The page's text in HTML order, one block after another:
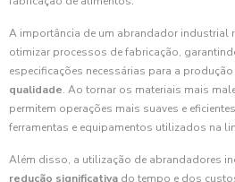
A importância de um abrandador industrial
otimizar processos de fabricação,
especificações necessárias para a
qualidade. Ao tornar os materiais mais
permitem operações mais suaves e
ferramentas e equipamentos utilizados na
Além disso, a utilização de abrandadores
redução significativa do tempo e dos